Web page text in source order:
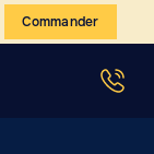
Commander